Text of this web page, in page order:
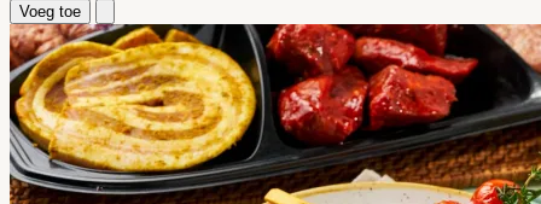
Voeg toe